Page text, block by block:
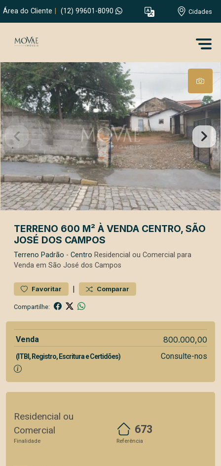
Área do Cliente (12) 99601-8090 Cidades
TERRENO 600 M² À VENDA CENTRO, SÃO
JOSÉ DOS CAMPOS
Terreno Padrão - Centro Residencial ou Comercial para
Venda em São José dos Campos
Favoritar | Comparar
Compartilhe:
Venda 800.000,00
(ITBI, Registro, Escritura e Certidões) Consulte-nos
Residencial ou
Comercial
Finalidade
673
Referência